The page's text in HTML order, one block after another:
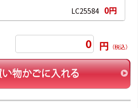
LC25584 0円
0 円 （税込）